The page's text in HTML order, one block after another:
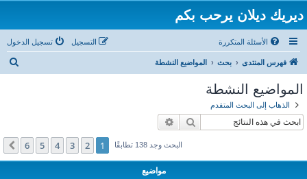
ديريك ديلان يرحب بكم
الأسئلة المتكررة تسجيل الدخول التسجيل
فهرس المنتدى بحث المواضيع النشطة
ب
المواضيع النشطة
الذهاب إلى البحث المتقدم
بحث
البحث وجد 138 تطابقًا 1
2
3
4
5
6 التالي
مواضيع